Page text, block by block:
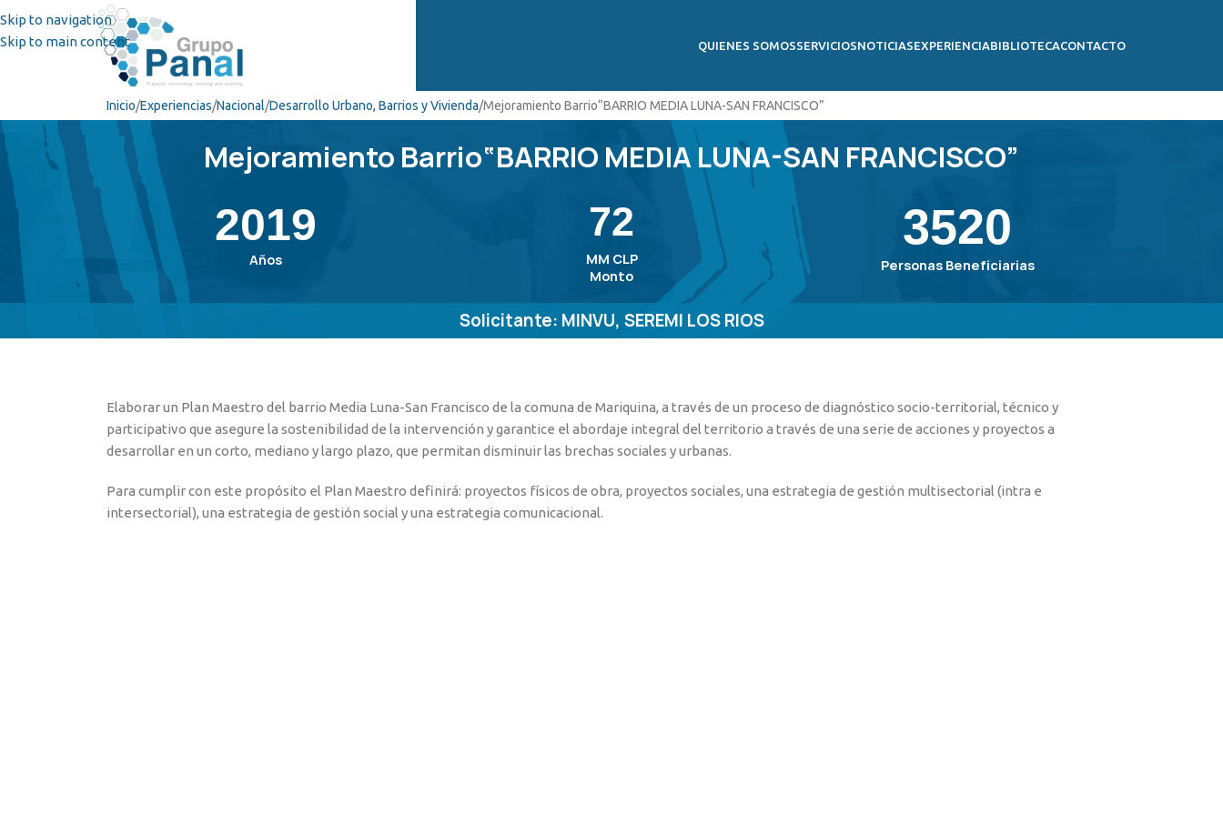
Skip to navigation
Skip to main content
QUIENES SOMOSSERVICIOSNOTICIASEXPERIENCIABIBLIOTECACONTACTO
Inicio Experiencias Nacional Desarrollo Urbano, Barrios y Vivienda Mejoramiento Barrio“BARRIO MEDIA LUNA-SAN FRANCISCO”
Mejoramiento Barrio“BARRIO MEDIA LUNA-SAN FRANCISCO”
2019
Años
72
MM CLP
Monto
3520
Personas Beneficiarias
Solicitante: MINVU, SEREMI LOS RIOS
Elaborar un Plan Maestro del barrio Media Luna-San Francisco de la comuna de Mariquina, a través de un proceso de diagnóstico socio-territorial, técnico y
participativo que asegure la sostenibilidad de la intervención y garantice el abordaje integral del territorio a través de una serie de acciones y proyectos a
desarrollar en un corto, mediano y largo plazo, que permitan disminuir las brechas sociales y urbanas.
Para cumplir con este propósito el Plan Maestro definirá: proyectos físicos de obra, proyectos sociales, una estrategia de gestión multisectorial (intra e
intersectorial), una estrategia de gestión social y una estrategia comunicacional.